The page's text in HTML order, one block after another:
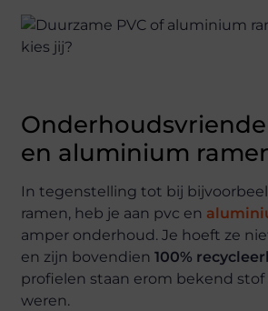
en aluminium
In tegenstelling tot bij
ramen, heb je aan pvc en
amper onderhoud. Je hoeft ze
en zijn bovendien100%
profielen staan erom bekend stof
weren.